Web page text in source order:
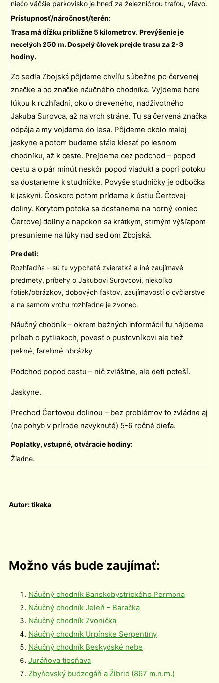
niečo väčšie parkovisko je hneď za železničnou traťou, vľavo.
Prístupnosť/náročnosť/terén:
Trasa má dĺžku približne 5 kilometrov. Prevýšenie je
necelých 250 m. Dospelý človek prejde trasu za 2-3
hodiny.
Zo sedla Zbojská pôjdeme chvíľu súbežne po červenej
značke a po značke náučného chodníka. Vyjdeme hore
lúkou k rozhľadni, okolo dreveného, nadživotného
Jakuba Surovca, až na vrch stráne. Tu sa červená značka
odpája a my vojdeme do lesa. Pôjdeme okolo malej
jaskyne a potom budeme stále klesať po lesnom
chodníku, až k ceste. Prejdeme cez podchod – popod
cestu a o pár minút neskôr popod viadukt a popri potoku
sa dostaneme k studničke. Povyše studničky je odbočka
k jaskyni. Čoskoro potom prídeme k ústiu Čertovej
doliny. Korytom potoka sa dostaneme na horný koniec
Čertovej doliny a napokon sa krátkym, strmým výšľapom
presunieme na lúky nad sedlom Zbojská.
Pre deti:
Rozhľadňa – sú tu vypchaté zvieratká a iné zaujímavé
predmety, príbehy o Jakubovi Surovcovi, niekoľko
fotiek/obrázkov, dobových faktov, zaujímavostí o ovčiarstve
a na samom vrchu rozhľadne je zvonec.
Náučný chodník – okrem bežných informácií tu nájdeme
príbeh o pytliakoch, povesť o pustovníkovi ale tiež
pekné, farebné obrázky.
Podchod popod cestu – nič zvláštne, ale deti poteší.
Jaskyne.
Prechod Čertovou dolinou – bez problémov to zvládne aj
(na pohyb v prírode navyknuté) 5-6 ročné dieťa.
Poplatky, vstupné, otváracie hodiny:
Žiadne.
Autor: tikaka
Možno vás bude zaujímať:
Náučný chodník Banskobystrického Permona
Náučný chodník Jeleň – Baračka
Náučný chodník Zvonička
Náučný chodník Urpínske Serpentíny
Náučný chodník Beskydské nebe
Juráňova tiesňava
Zbyňovský budzogáň a Žibrid (867 m.n.m.)